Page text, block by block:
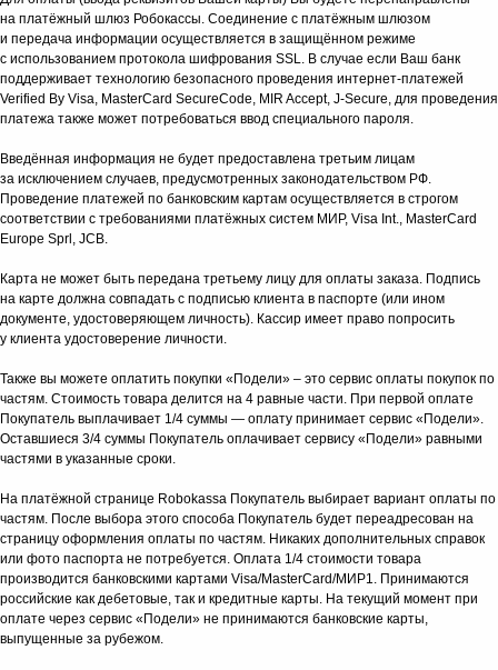
на платёжный шлюз Робокассы. Соединение с платёжным шлюзом
и передача информации осуществляется в защищённом режиме
с использованием протокола шифрования SSL. В случае если Ваш банк
поддерживает технологию безопасного проведения интернет-платежей
Verified By Visa, MasterCard SecureCode, MIR Accept, J-Secure, для проведения
платежа также может потребоваться ввод специального пароля.
Введённая информация не будет предоставлена третьим лицам
за исключением случаев, предусмотренных законодательством РФ.
Проведение платежей по банковским картам осуществляется в строгом
соответствии с требованиями платёжных систем МИР, Visa Int., MasterCard
Europe Sprl, JCB.
Карта не может быть передана третьему лицу для оплаты заказа. Подпись
на карте должна совпадать с подписью клиента в паспорте (или ином
документе, удостоверяющем личность). Кассир имеет право попросить
у клиента удостоверение личности.
Также вы можете оплатить покупки «Подели» – это сервис оплаты покупок по
частям. Стоимость товара делится на 4 равные части. При первой оплате
Покупатель выплачивает 1/4 суммы — оплату принимает сервис «Подели».
Оставшиеся 3/4 суммы Покупатель оплачивает сервису «Подели» равными
частями в указанные сроки.
На платёжной странице Robokassa Покупатель выбирает вариант оплаты по
частям. После выбора этого способа Покупатель будет переадресован на
страницу оформления оплаты по частям. Никаких дополнительных справок
или фото паспорта не потребуется. Оплата 1/4 стоимости товара
производится банковскими картами Visa/MasterCard/МИР1. Принимаются
российские как дебетовые, так и кредитные карты. На текущий момент при
оплате через сервис «Подели» не принимаются банковские карты,
выпущенные за рубежом.
КАТАЛОГ